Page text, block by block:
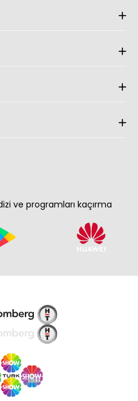
ve programları kaçırma